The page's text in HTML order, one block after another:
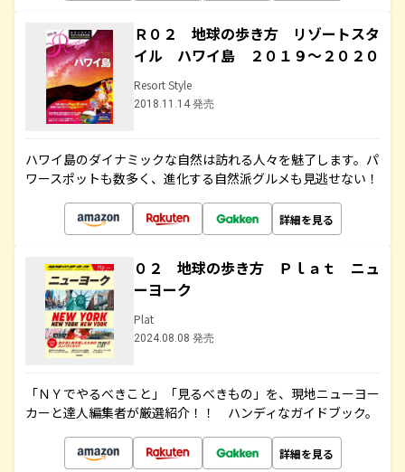
Ｒ０２ 地球の歩き方 リゾートスタ
イル ハワイ島 ２０１９～２０２０
Resort Style
2018.11.14 発売
ハワイ島のダイナミックな自然は訪れる人々を魅了します。パ
ワースポットも数多く、進化する自然派グルメも見逃せない！
詳細を見る
０２ 地球の歩き方 Ｐｌａｔ ニュ
ーヨーク
Plat
2024.08.08 発売
「ＮＹでやるべきこと」「見るべきもの」を、現地ニューヨー
カーと達人編集者が厳選紹介！！ ハンディなガイドブック。
詳細を見る